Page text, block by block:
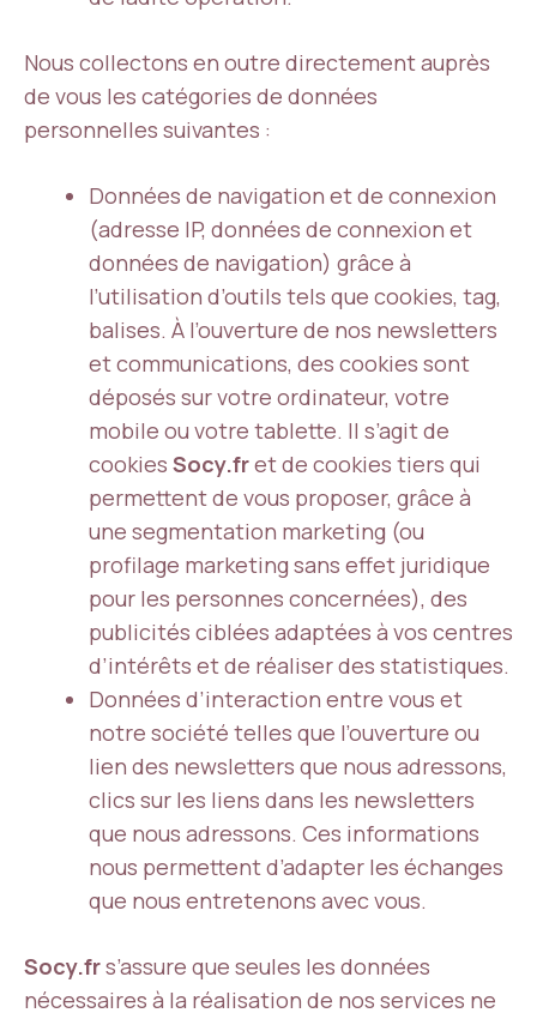
Nous collectons en outre directement auprès
de vous les catégories de données
personnelles suivantes :
Données de navigation et de connexion
(adresse IP, données de connexion et
données de navigation) grâce à
l’utilisation d’outils tels que cookies, tag,
balises. À l’ouverture de nos newsletters
et communications, des cookies sont
déposés sur votre ordinateur, votre
mobile ou votre tablette. Il s’agit de
cookies Socy.fret de cookies tiers qui
permettent de vous proposer, grâce à
une segmentation marketing (ou
profilage marketing sans effet juridique
pour les personnes concernées), des
publicités ciblées adaptées à vos centres
d’intérêts et de réaliser des statistiques.
Données d’interaction entre vous et
notre société telles que l’ouverture ou
lien des newsletters que nous adressons,
clics sur les liens dans les newsletters
que nous adressons. Ces informations
nous permettent d’adapter les échanges
que nous entretenons avec vous.
Socy.frs’assure que seules les données
nécessaires à la réalisation de nos services ne